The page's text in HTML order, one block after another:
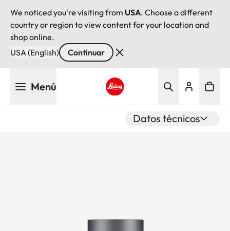
We noticed you're visiting from USA. Choose a different
country or region to view content for your location and
shop online.
USA (English)
Continuar
Menú
Datos técnicos